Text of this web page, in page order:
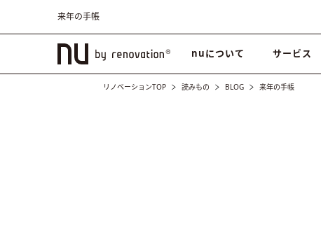
来年の手帳
nuについて サービス
リノベーションTOP 読みもの BLOG 来年の手帳